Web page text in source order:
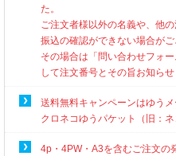
た。
ご注文者様以外の名義や、他
振込の確認ができない場合がご
その場合は「問い合わせフォ
して注文番号とその旨お知らせ
送料無料キャンペーンはゆうメ
クロネコゆうパケット（旧：
4p・4PW・A3を含むご注文の